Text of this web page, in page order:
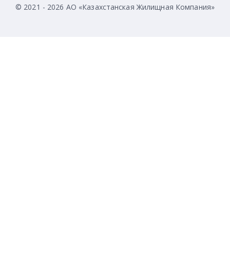
© 2021 - 2026 АО «Казахстанская Жилищная Компания»